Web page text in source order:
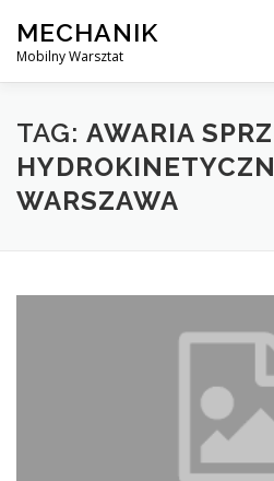
content
MECHANIK
Mobilny Warsztat
MOBILNY MECHANIK
BLOG KONTAKT
TAG: AWARIA
WARSZAWA